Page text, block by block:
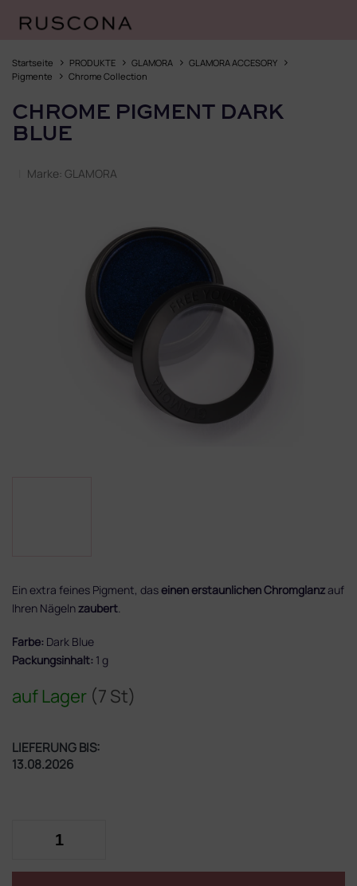
Inhalt
springen
Startseite PRODUKTE GLAMORA
GLAMORA ACCESORY
Pigmente
Chrome Collection
CHROME PIGMENT DARK
BLUE
Marke: GLAMORA
auf Lager (7 St)
LIEFERUNG BIS:
13.08.2026
Ein extra feines Pigment, daseinen erstaunlichen Chromglanzauf
Ihren Nägelnzaubert
Farbe: Dark Blue
Packungsinhalt: 1 g